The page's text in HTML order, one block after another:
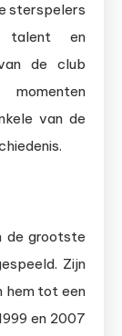
sterspelers
talent en
de club
van de
de grootste
Zijn
hem tot een
en 2007